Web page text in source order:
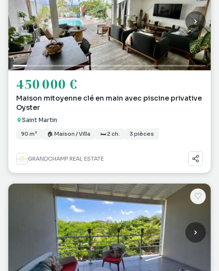
450 000 €
Maison mitoyenne clé en main avec piscine privative
Oyster
Saint Martin
90 m² 🏠 Maison / Villa 🛏 2 ch. 3 pièces
GRANDCHAMP REAL ESTATE
♡